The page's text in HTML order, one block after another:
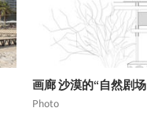
画廊 沙漠的“自然剧
Photo